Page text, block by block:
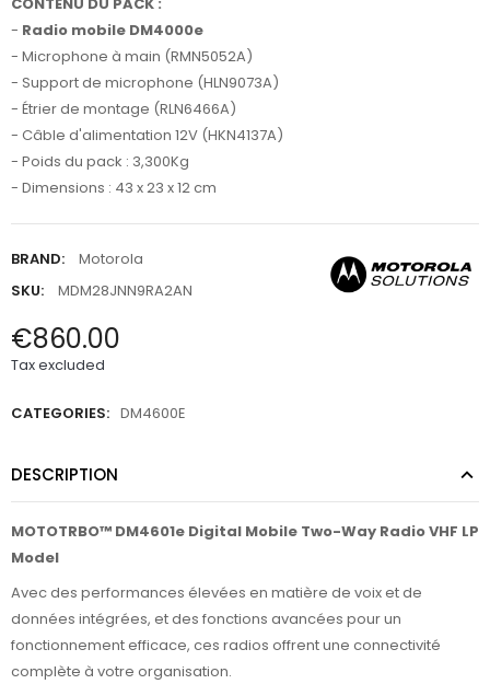
- Radio mobile DM4000e
- Microphone à main (RMN5052A)
- Support de microphone (HLN9073A)
- Étrier de montage (RLN6466A)
- Câble d'alimentation 12V (HKN4137A)
- Poids du pack : 3,300Kg
- Dimensions : 43 x 23 x 12 cm
BRAND:
Motorola
SKU:
MDM28JNN9RA2AN
€860.00
Tax excluded
CATEGORIES: DM4600E
DESCRIPTION
MOTOTRBO™ DM4601e Digital Mobile Two-Way Radio VHF LP
Model
Avec des performances élevées en matière de voix et de
données intégrées, et des fonctions avancées pour un
fonctionnement efficace, ces radios offrent une connectivité
complète à votre organisation.